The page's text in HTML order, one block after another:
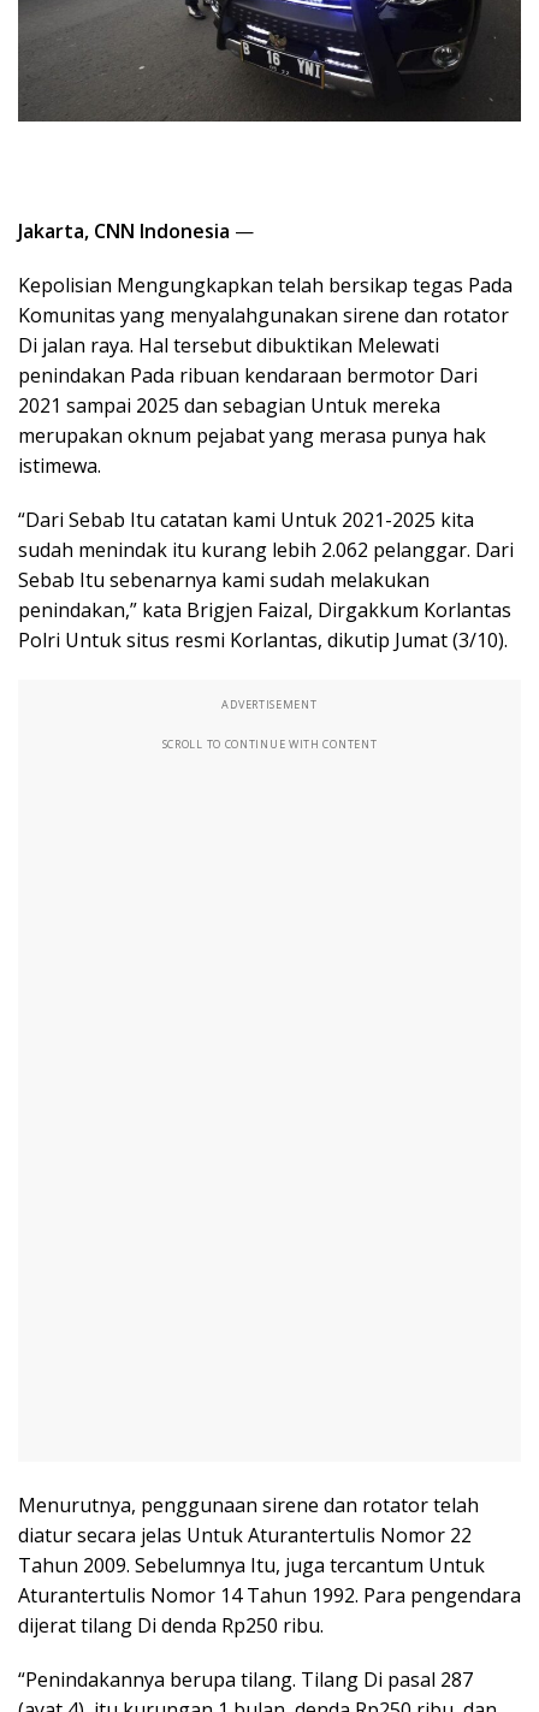
Jakarta, CNN Indonesia —
Kepolisian Mengungkapkan telah bersikap tegas Pada
Komunitas yang menyalahgunakan sirene dan rotator
Di jalan raya. Hal tersebut dibuktikan Melewati
penindakan Pada ribuan kendaraan bermotor Dari
2021 sampai 2025 dan sebagian Untuk mereka
merupakan oknum pejabat yang merasa punya hak
istimewa.
“Dari Sebab Itu catatan kami Untuk 2021-2025 kita
sudah menindak itu kurang lebih 2.062 pelanggar. Dari
Sebab Itu sebenarnya kami sudah melakukan
penindakan,” kata Brigjen Faizal, Dirgakkum Korlantas
Polri Untuk situs resmi Korlantas, dikutip Jumat (3/10).
ADVERTISEMENT
SCROLL TO CONTINUE WITH CONTENT
Menurutnya, penggunaan sirene dan rotator telah
diatur secara jelas Untuk Aturantertulis Nomor 22
Tahun 2009. Sebelumnya Itu, juga tercantum Untuk
Aturantertulis Nomor 14 Tahun 1992. Para pengendara
dijerat tilang Di denda Rp250 ribu.
“Penindakannya berupa tilang. Tilang Di pasal 287